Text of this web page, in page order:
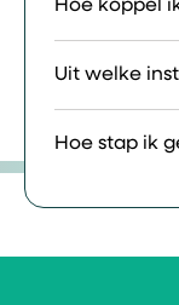
Hoe koppel
Uit welke
Hoe stap ik